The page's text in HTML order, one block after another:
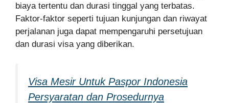
biaya tertentu dan durasi tinggal yang terbatas.
Faktor-faktor seperti tujuan kunjungan dan riwayat
perjalanan juga dapat mempengaruhi persetujuan
dan durasi visa yang diberikan.
Visa Mesir Untuk Paspor Indonesia
Persyaratan dan Prosedurnya